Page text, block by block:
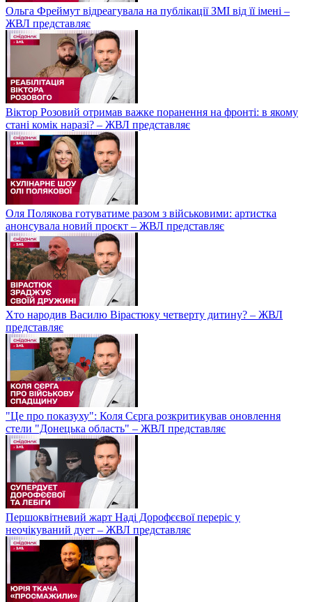
Ольга Фреймут відреагувала на публікації ЗМІ від її імені –
ЖВЛ представляє
Віктор Розовий отримав важке поранення на фронті: в якому
стані комік наразі? – ЖВЛ представляє
Оля Полякова готуватиме разом з військовими: артистка
анонсувала новий проєкт – ЖВЛ представляє
Хто народив Василю Вірастюку четверту дитину? – ЖВЛ
представляє
"Це про показуху": Коля Сєрга розкритикував оновлення
стели "Донецька область" – ЖВЛ представляє
Першоквітневий жарт Наді Дорофєєвої переріс у
неочікуваний дует – ЖВЛ представляє